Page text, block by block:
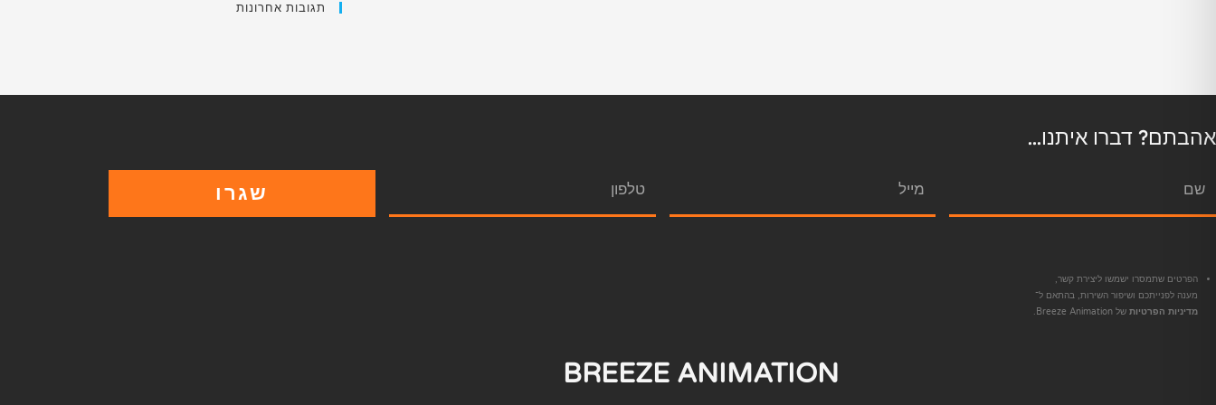
תגובות אחרונות
אהבתם? דברו איתנו...
שגרו
הפרטים שתמסרו ישמשו ליצירת קשר,
מענה לפנייתכם ושיפור השירות, בהתאם ל־
מדיניות הפרטיות של Breeze Animation.
BREEZE ANIMATION